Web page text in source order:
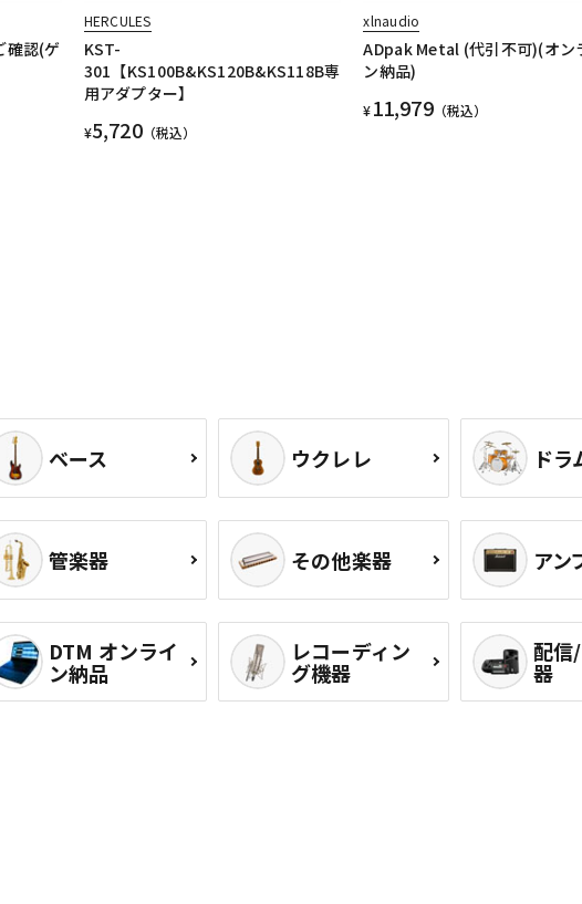
確認(ゲ
HERCULES
KST-
301【KS100B&KS120B&KS118B専
用アダプター】
¥5,720（税込）
xlnaudio
ADpak Metal (代引不可)(オン
ン納品)
¥11,979（税込）
ベース ウクレレ ドラ
管楽器 その他楽器 アン
DTM オンライ
ン納品
レコーディン
グ機器
配信
器